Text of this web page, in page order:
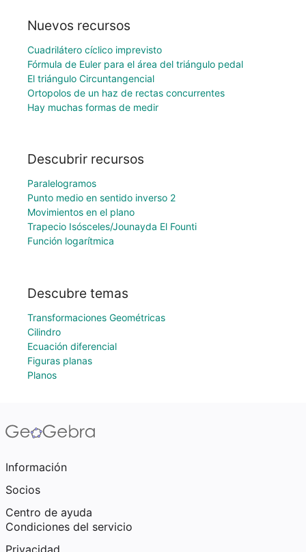
Nuevos recursos
Cuadrilátero cíclico imprevisto
Fórmula de Euler para el área del triángulo pedal
El triángulo Circuntangencial
Ortopolos de un haz de rectas concurrentes
Hay muchas formas de medir
Descubrir recursos
Paralelogramos
Punto medio en sentido inverso 2
Movimientos en el plano
Trapecio Isósceles/Jounayda El Founti
Función logarítmica
Descubre temas
Transformaciones Geométricas
Cilindro
Ecuación diferencial
Figuras planas
Planos
Información
Socios
Centro de ayuda
Condiciones del servicio
Privacidad